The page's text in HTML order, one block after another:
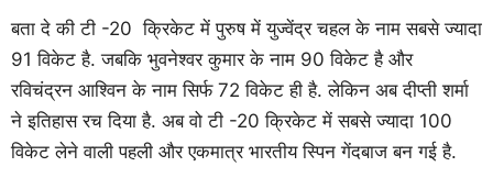
बता दे की टी -20 क्रिकेट में पुरुष में युज्वेंद्र चहल के नाम सबसे ज्यादा
91 विकेट है. जबकि भुवनेश्वर कुमार के नाम 90 विकेट है और
रविचंद्रन आश्विन के नाम सिर्फ 72 विकेट ही है. लेकिन अब दीप्ती शर्मा
ने इतिहास रच दिया है. अब वो टी -20 क्रिकेट में सबसे ज्यादा 100
विकेट लेने वाली पहली और एकमात्र भारतीय स्पिन गेंदबाज बन गई है.